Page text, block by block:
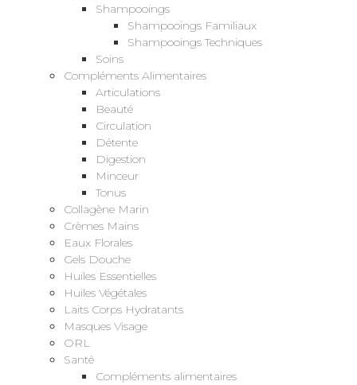
Shampooings
Shampooings Familiaux
Shampooings Techniques
Soins
Compléments Alimentaires
Articulations
Beauté
Circulation
Détente
Digestion
Minceur
Tonus
Collagène Marin
Crèmes Mains
Eaux Florales
Gels Douche
Huiles Essentielles
Huiles Végétales
Laits Corps Hydratants
Masques Visage
ORL
Santé
Compléments alimentaires